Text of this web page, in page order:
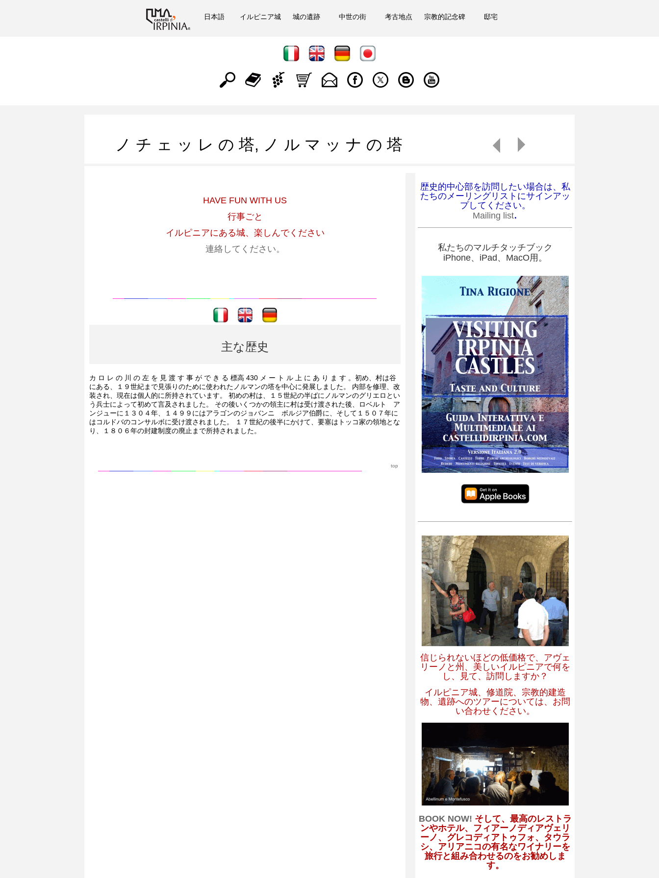
日本語 イルピニア城 城の遺跡 中世の街 考古地点 宗教的記念碑 邸宅
ノ チ ェ ッ レ の 塔, ノ ル マ ッ ナ の 塔
HAVE FUN WITH US
行事ごと
イルピニアにある城、楽しんでください
連絡してください。
---- ----
主な歴史
カ ロ レ の 川 の 左 を 見 渡 す 事 が で き る 標高 430 メ ー ト ル 上 に あ り ま す 。初め、村は谷
にある、１９世紀まで見張りのために使われたノルマンの塔を中心に発展しました。 内部を修理、改
装され、現在は個人的に所持されています。 初めの村は、１５世紀の半ばにノルマンのグリエロとい
う兵士によって初めて言及されました。 その後いくつかの領主に村は受け渡された後、ロベルト ア
ンジューに１３０４年、１４９９にはアラゴンのジョバンニ ボルジア伯爵に、そして１５０７年に
はコルドバのコンサルボに受け渡されました。 １７世紀の後半にかけて、要塞はトッコ家の領地とな
り、１８０６年の封建制度の廃止まで所持されました。
top
歴史的中心部を訪問したい場合は、私
たちのメーリングリストにサインアッ
プしてください。
Mailing list.
私たちのマルチタッチブック
iPhone、iPad、MacO用。
信じられないほどの低価格で、アヴェ
リーノと州、美しいイルピニアで何を
し、見て、訪問しますか？
イルピニア城、修道院、宗教的建造
物、遺跡へのツアーについては、お問
い合わせください。
BOOK NOW! そして、最高のレストラ
ンやホテル、フィアーノディアヴェリ
ーノ、グレコディアトゥフォ、タウラ
シ、アリアニコの有名なワイナリーを
旅行と組み合わせるのをお勧めしま
す。